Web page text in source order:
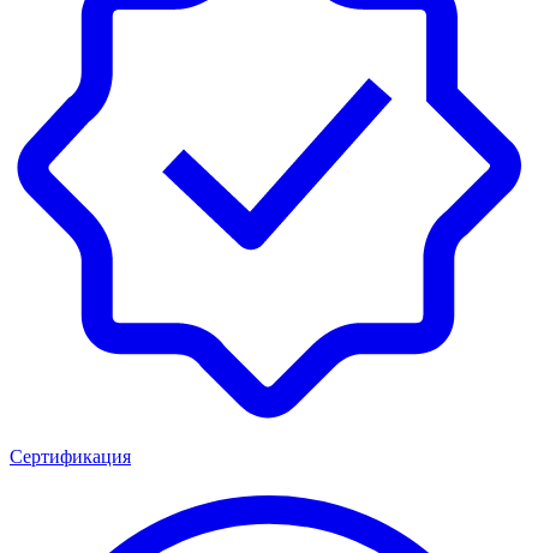
Сертификация